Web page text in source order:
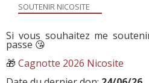
SOUTENIR NICOSITE
Si vous souhaitez me
passe 😘
🎁 Cagnotte 2026 Nicosite